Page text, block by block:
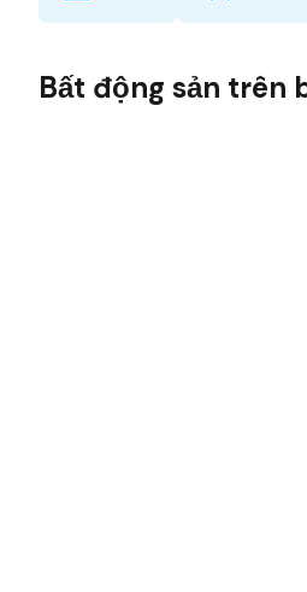
Bất động sản trên